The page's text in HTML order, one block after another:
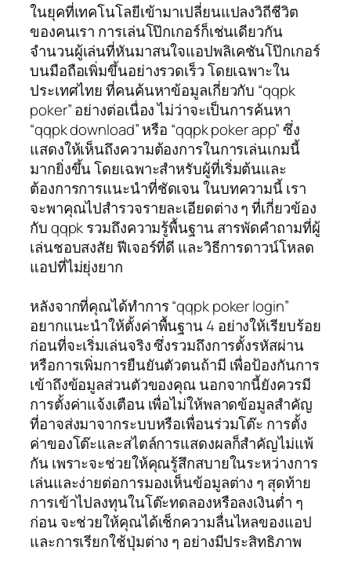
ในยุคที่เทคโนโลยีเข้ามาเปลี่ยนแปลงวิถีชีวิต
ของคนเรา การเล่นโป๊กเกอร์ก็เช่นเดียวกัน
จำนวนผู้เล่นที่หันมาสนใจแอปพลิเคชันโป๊กเกอร์
บนมือถือเพิ่มขึ้นอย่างรวดเร็ว โดยเฉพาะใน
ประเทศไทย ที่คนค้นหาข้อมูลเกี่ยวกับ “qqpk
poker” อย่างต่อเนื่อง ไม่ว่าจะเป็นการค้นหา
“qqpk download” หรือ “qqpk poker app” ซึ่ง
แสดงให้เห็นถึงความต้องการในการเล่นเกมนี้
มากยิ่งขึ้น โดยเฉพาะสำหรับผู้ที่เริ่มต้นและ
ต้องการการแนะนำที่ชัดเจน ในบทความนี้ เรา
จะพาคุณไปสำรวจรายละเอียดต่าง ๆ ที่เกี่ยวข้อง
กับ qqpk รวมถึงความรู้พื้นฐาน สารพัดคำถามที่ผู้
เล่นชอบสงสัย ฟีเจอร์ที่ดี และวิธีการดาวน์โหลด
แอปที่ไม่ยุ่งยาก
หลังจากที่คุณได้ทำการ “qqpk poker login”
อยากแนะนำให้ตั้งค่าพื้นฐาน 4 อย่างให้เรียบร้อย
ก่อนที่จะเริ่มเล่นจริง ซึ่งรวมถึงการตั้งรหัสผ่าน
หรือการเพิ่มการยืนยันตัวตนถ้ามี เพื่อป้องกันการ
เข้าถึงข้อมูลส่วนตัวของคุณ นอกจากนี้ยังควรมี
การตั้งค่าแจ้งเตือน เพื่อไม่ให้พลาดข้อมูลสำคัญ
ที่อาจส่งมาจากระบบหรือเพื่อนร่วมโต๊ะ การตั้ง
ค่าของโต๊ะและสไตล์การแสดงผลก็สำคัญไม่แพ้
กัน เพราะจะช่วยให้คุณรู้สึกสบายในระหว่างการ
เล่นและง่ายต่อการมองเห็นข้อมูลต่าง ๆ สุดท้าย
การเข้าไปลงทุนในโต๊ะทดลองหรือลงเงินต่ำ ๆ
ก่อน จะช่วยให้คุณได้เช็กความลื่นไหลของแอป
และการเรียกใช้ปุ่มต่าง ๆ อย่างมีประสิทธิภาพ